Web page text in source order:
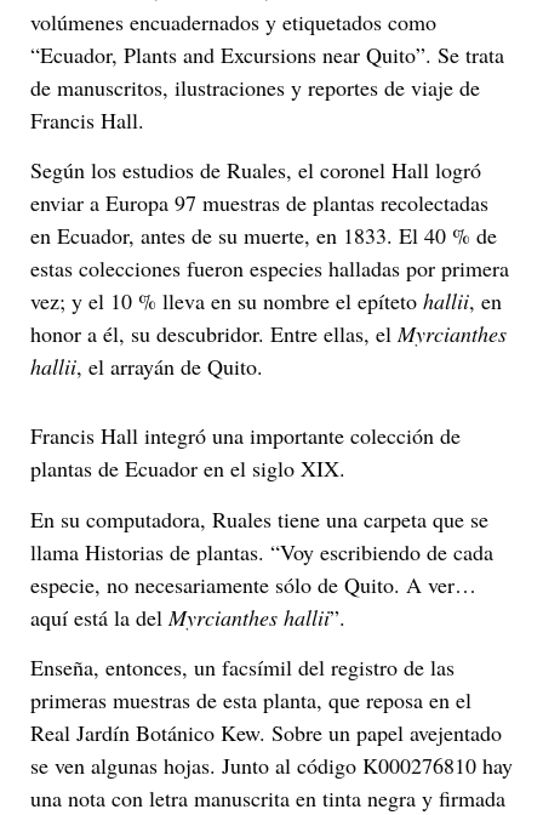
volúmenes encuadernados y etiquetados como
“Ecuador, Plants and Excursions near Quito”. Se trata
de manuscritos, ilustraciones y reportes de viaje de
Francis Hall.
Según los estudios de Ruales, el coronel Hall logró
enviar a Europa 97 muestras de plantas recolectadas
en Ecuador, antes de su muerte, en 1833. El 40 % de
estas colecciones fueron especies halladas por primera
vez; y el 10 % lleva en su nombre el epíteto hallii, en
honor a él, su descubridor. Entre ellas, elMyrcianthes
hallii, el arrayán de Quito.
Francis Hall integró una importante colección de
plantas de Ecuador en el siglo XIX.
En su computadora, Ruales tiene una carpeta que se
llama Historias de plantas. “Voy escribiendo de cada
especie, no necesariamente sólo de Quito. A ver…
aquí está la del Myrcianthes hallii”.
Enseña, entonces, un facsímil del registro de las
primeras muestras de esta planta, que reposa en el
Real Jardín Botánico Kew. Sobre un papel avejentado
se ven algunas hojas. Junto al código K000276810 hay
una nota con letra manuscrita en tinta negra y firmada